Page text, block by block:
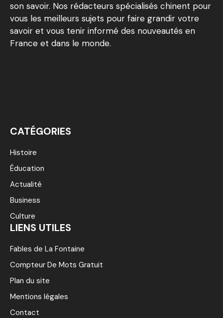
son savoir. Nos rédacteurs spécialisés chinent pour
vous les meilleurs sujets pour faire grandir votre
savoir et vous tenir informé des nouveautés en
France et dans le monde.
CATÉGORIES
Histoire
Éducation
Actualité
Business
Culture
LIENS UTILES
Fables de La Fontaine
Compteur De Mots Gratuit
Plan du site
Mentions légales
Contact